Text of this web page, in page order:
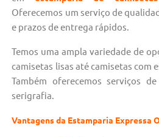
Oferecemos um serviço de
e prazos de entrega rápidos.
Temos uma ampla variedade de
camisetas lisas até camisetas com
Também oferecemos serviços
serigrafia.
Vantagens da Estamparia Expressa